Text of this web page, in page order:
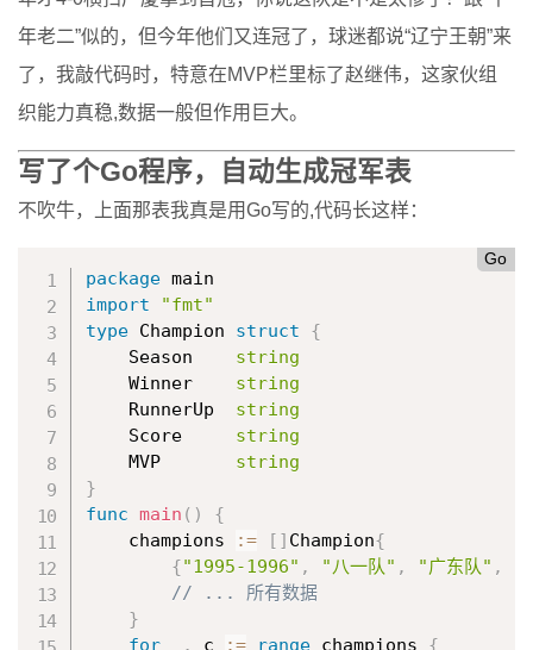
年老二”似的，但今年他们又连冠了，球迷都说“辽宁王朝”来
了，我敲代码时，特意在MVP栏里标了赵继伟，这家伙组
织能力真稳,数据一般但作用巨大。
写了个Go程序，自动生成冠军表
不吹牛，上面那表我真是用Go写的,代码长这样：
Go
package
import
"fmt"
type Champion struct
{
    Season
string
    Winner
string
    RunnerUp
string
    Score
string
    MVP
string
}
func main ( )
{
    champions
:= [ ] Champion{
{"1995-1996" , "八一队" , "广东队" ,
// ... 所有数据
}
for
, c := range champions {